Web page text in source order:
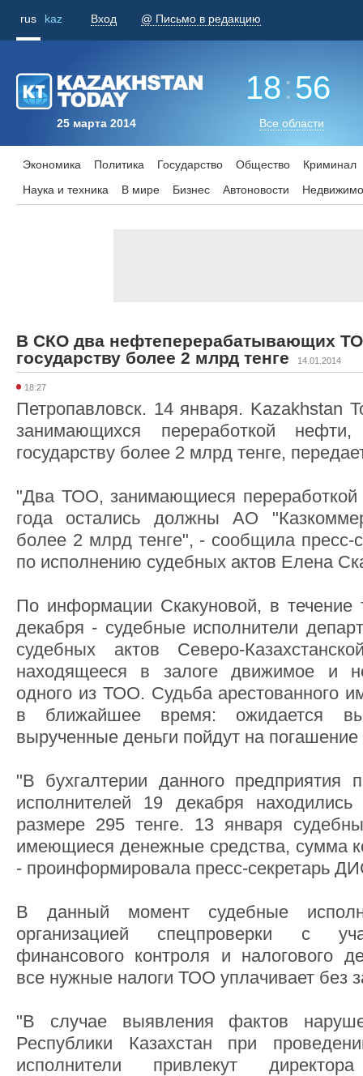
rus kaz Вход @ Письмо в редакцию
25 марта 2014
18:56
Все области
Экономика Политика Государство Общество
Криминал
Наука и техника
В мире Бизнес Aвтоновости
В СКО два нефтеперерабатывающих
государству более 2 млрд тенге
14.01.2014
18:27
Петропавловск. 14 января.
занимающихся переработкой
государству более 2 млрд тенге,
"Два ТОО, занимающиеся
года остались должны АО
более 2 млрд тенге", - сообщила пресс-
по исполнению судебных актов Елена
По информации Скакуновой, в
декабря - судебные исполнители
судебных актов Северо-
находящееся в залоге движимое и
одного из ТОО. Судьба арестованного
в ближайшее время: ожидается
вырученные деньги пойдут на погашение
"В бухгалтерии данного предприятия
исполнителей 19 декабря
размере 295 тенге. 13 января
имеющиеся денежные средства, сумма
- проинформировала пресс-секретарь
В данный момент судебные
организацией спецпроверки с
финансового контроля и налогового
все нужные налоги ТОО уплачивает без
"В случае выявления фактов
Республики Казахстан при
исполнители привлекут